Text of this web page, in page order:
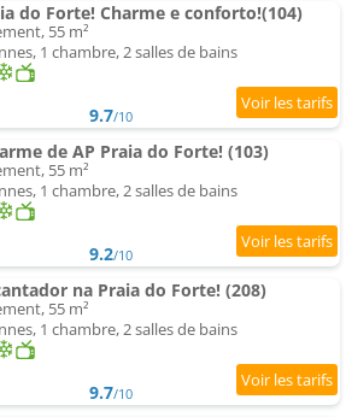
do Forte! Charme e conforto!(104)
55 m²
1 chambre, 2 salles de bains
9.7/10
de AP Praia do Forte! (103)
55 m²
1 chambre, 2 salles de bains
9.2/10
na Praia do Forte! (208)
55 m²
1 chambre, 2 salles de bains
9.7/10